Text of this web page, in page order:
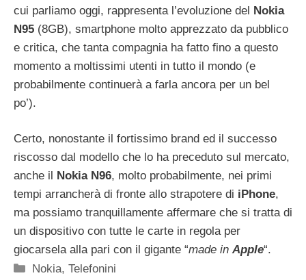
cui parliamo oggi, rappresenta l’evoluzione del Nokia
N95 (8GB), smartphone molto apprezzato da pubblico
e critica, che tanta compagnia ha fatto fino a questo
momento a moltissimi utenti in tutto il mondo (e
probabilmente continuerà a farla ancora per un bel
po’).
Certo, nonostante il fortissimo brand ed il successo
riscosso dal modello che lo ha preceduto sul mercato,
anche il Nokia N96, molto probabilmente, nei primi
tempi arrancherà di fronte allo strapotere di iPhone,
ma possiamo tranquillamente affermare che si tratta di
un dispositivo con tutte le carte in regola per
giocarsela alla pari con il gigante “made in Apple“.
Categorie
Nokia,Telefonini